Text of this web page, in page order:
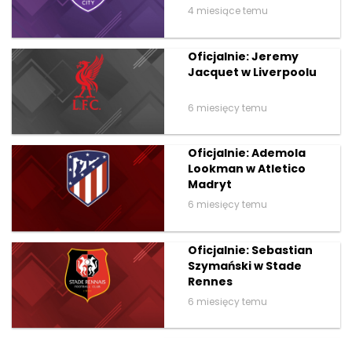
4 miesiące temu
Oficjalnie: Jeremy
Jacquet w Liverpoolu
6 miesięcy temu
Oficjalnie: Ademola
Lookman w Atletico
Madryt
6 miesięcy temu
Oficjalnie: Sebastian
Szymański w Stade
Rennes
6 miesięcy temu